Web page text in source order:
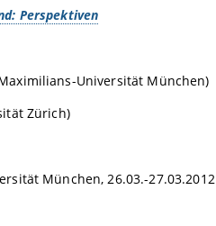
Perspektiven
Universität München)
Zürich)
München, 26.03.-27.03.2012